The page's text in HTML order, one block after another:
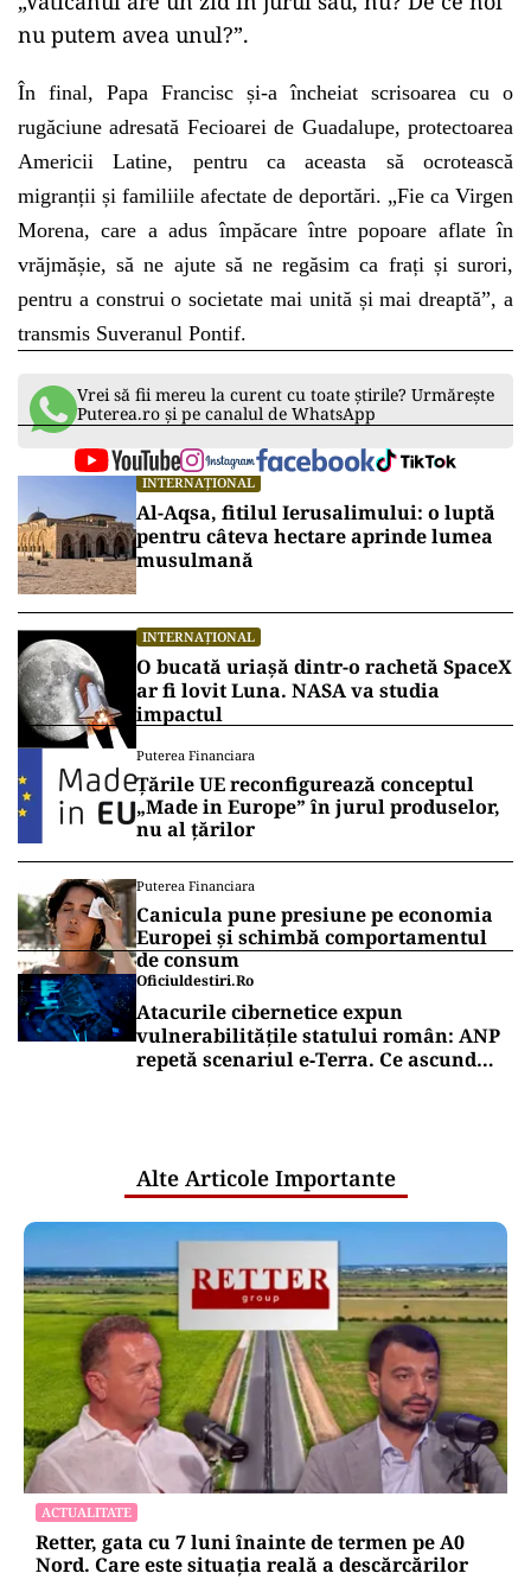
nu putem avea unul?”.
În final, Papa Francisc și-a încheiat scrisoarea cu o
rugăciune adresată Fecioarei de Guadalupe, protectoarea
Americii Latine, pentru ca aceasta să ocrotească
migranții și familiile afectate de deportări. „Fie ca Virgen
Morena, care a adus împăcare între popoare aflate în
vrăjmășie, să ne ajute să ne regăsim ca frați și surori,
pentru a construi o societate mai unită și mai dreaptă”, a
transmis Suveranul Pontif.
Vrei să fii mereu la curent cu toate știrile? Urmărește
Puterea.ro și pe canalul de WhatsApp
INTERNAȚIONAL
Al-Aqsa, fitilul Ierusalimului: o luptă
pentru câteva hectare aprinde lumea
musulmană
INTERNAȚIONAL
O bucată uriașă dintr-o rachetă SpaceX
ar fi lovit Luna. NASA va studia
impactul
Puterea Financiara
Țările UE reconfigurează conceptul
„Made in Europe” în jurul produselor,
nu al țărilor
Puterea Financiara
Canicula pune presiune pe economia
Europei și schimbă comportamentul
de consum
Oficiuldestiri.ro
Atacurile cibernetice expun
vulnerabilitățile statului român: ANP
repetă scenariul e‑Terra. Ce ascund
Alte Articole Importante
ACTUALITATE
Retter, gata cu 7 luni înainte de termen pe A0
Nord. Care este situația reală a descărcărilor